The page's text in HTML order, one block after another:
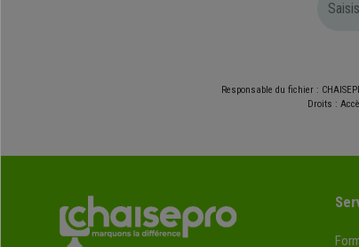
Responsable du fichier :
Droits :